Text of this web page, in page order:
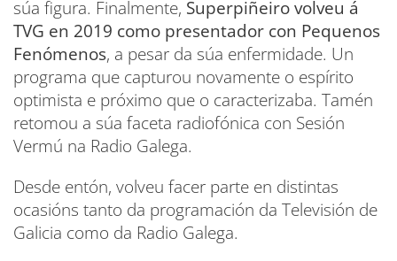
súa figura. Finalmente, Superpiñeiro volveu á
TVG en 2019 como presentador con Pequenos
Fenómenos, a pesar da súa enfermidade. Un
programa que capturou novamente o espírito
optimista e próximo que o caracterizaba. Tamén
retomou a súa faceta radiofónica con Sesión
Vermú na Radio Galega.
Desde entón, volveu facer parte en distintas
ocasións tanto da programación da Televisión de
Galicia como da Radio Galega.